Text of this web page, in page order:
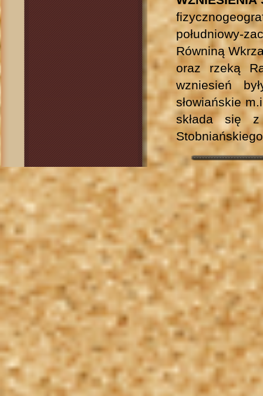
południowy-
Równiną
oraz rzeką
wzniesień
słowiańskie
składa się z